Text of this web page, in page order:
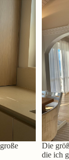
Die
die ich